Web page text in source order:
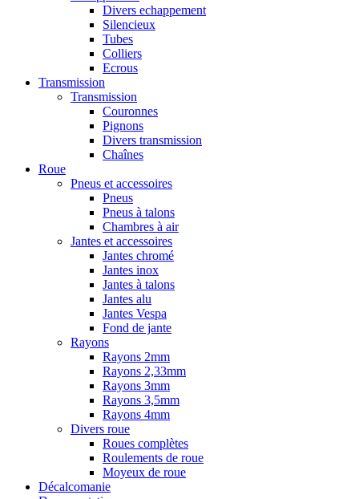
Divers echappement
Silencieux
Tubes
Colliers
Ecrous
Transmission
Transmission
Couronnes
Pignons
Divers transmission
Chaînes
Roue
Pneus et accessoires
Pneus
Pneus à talons
Chambres à air
Jantes et accessoires
Jantes chromé
Jantes inox
Jantes à talons
Jantes alu
Jantes Vespa
Fond de jante
Rayons
Rayons 2mm
Rayons 2,33mm
Rayons 3mm
Rayons 3,5mm
Rayons 4mm
Divers roue
Roues complètes
Roulements de roue
Moyeux de roue
Décalcomanie